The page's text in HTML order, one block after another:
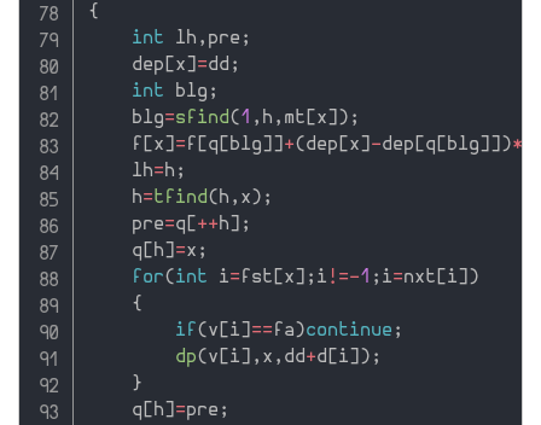
{
int lh , pre ;
    dep
[x] =dd ;
int blg ;
    blg
=sfind(1 , h , mt [x] ) ;
    f
[x] = f [q [blg] ] +(dep [x] -dep [q [blg] ] )*
    lh
=h ;
    h
=tfind(h , x) ;
    pre
=q [++h] ;
    q
[h] =x ;
for(int i= fst [x] ; i !=-1 ; i=nxt [i] )
{
if (v [i] == fa)continue ;
dp(v [i] , x , dd+d [i] ) ;
}
    q
[h] =pre ;